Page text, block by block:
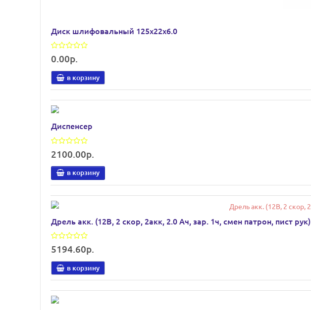
Диск шлифовальный 125х22х6.0
0.00р.
в корзину
Диспенсер
2100.00р.
в корзину
Дрель акк. (12В, 2 скор, 2акк, 2.0 Ач, зар. 1ч, смен патрон, пист рук)
5194.60р.
в корзину